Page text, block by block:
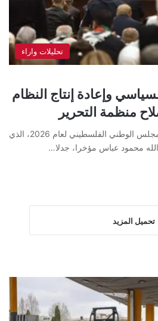
تحليلات واراء
وإعادة إنتاج النظام
منظمة التحرير
أثار النظام الانتخابي الجديد للمجلس الوطني الفلسطيني لعام 2026، الذي
محمود عباس مؤخرا، جدلا…
تحميل المزيد